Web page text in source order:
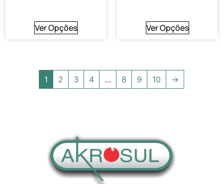
Ver Opções Ver Opções
1 2 3 4 … 8 9 10 →